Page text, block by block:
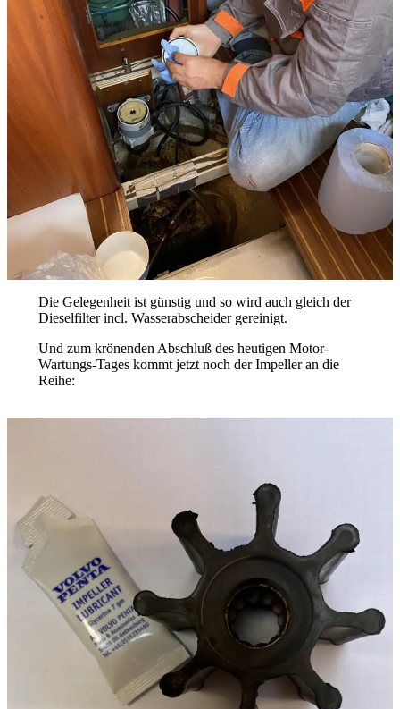
Die Gelegenheit ist günstig und so wird auch gleich der
Dieselfilter incl. Wasserabscheider gereinigt.
Und zum krönenden Abschluß des heutigen Motor-
Wartungs-Tages kommt jetzt noch der Impeller an die
Reihe: